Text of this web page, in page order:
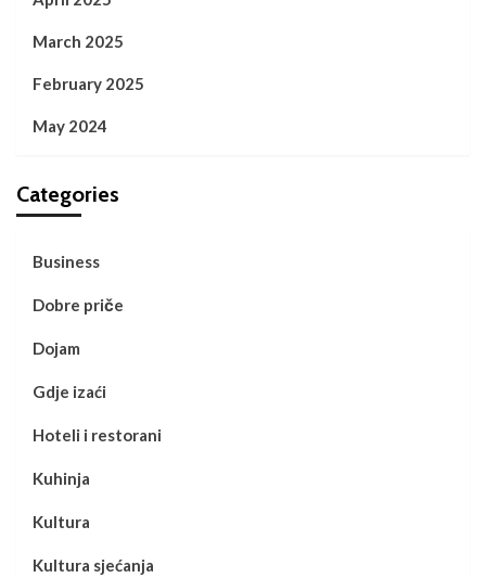
March 2025
February 2025
May 2024
Categories
Business
Dobre priče
Dojam
Gdje izaći
Hoteli i restorani
Kuhinja
Kultura
Kultura sjećanja